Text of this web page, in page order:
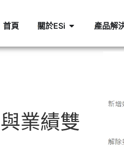
首頁 關於ESi 產品解
業績雙